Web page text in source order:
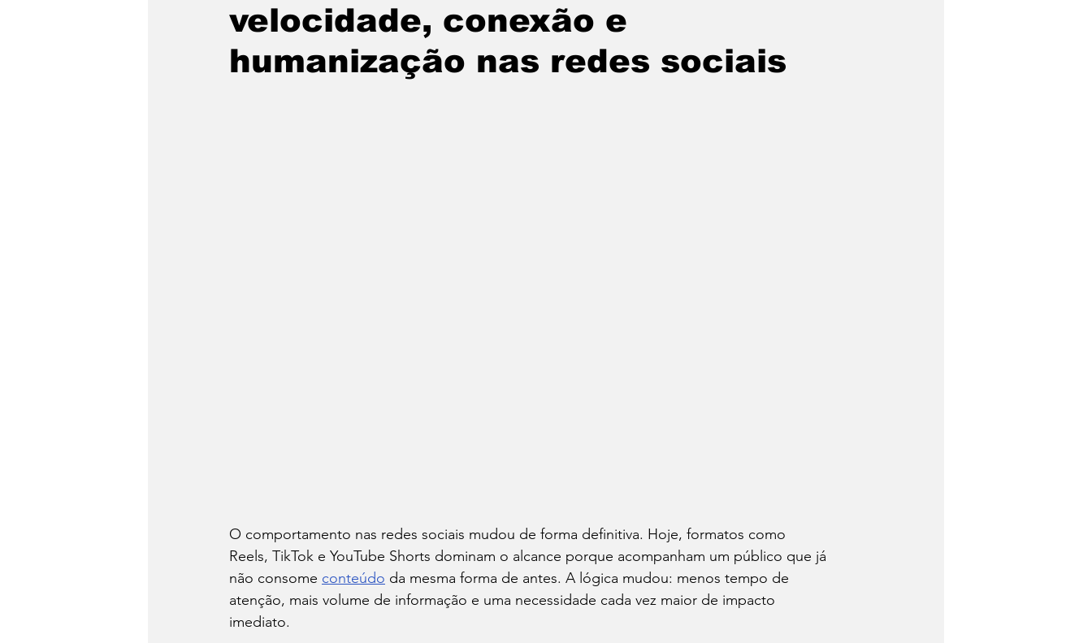
velocidade, conexão e
humanização nas redes sociais
O comportamento nas redes sociais mudou de forma definitiva. Hoje, formatos como
Reels, TikTok e YouTube Shorts dominam o alcance porque acompanham um público que já
não consome conteúdo da mesma forma de antes. A lógica mudou: menos tempo de
atenção, mais volume de informação e uma necessidade cada vez maior de impacto
imediato.